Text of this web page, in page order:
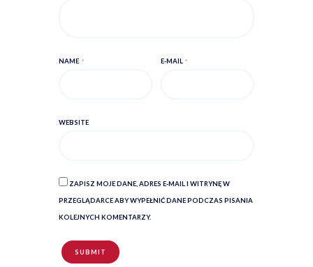
NAME E-MAIL
WEBSITE
ZAPISZ MOJE DANE, ADRES E-MAIL I WITRYNĘ W
PRZEGLĄDARCE ABY WYPEŁNIĆ DANE PODCZAS PISANIA
KOLEJNYCH KOMENTARZY.